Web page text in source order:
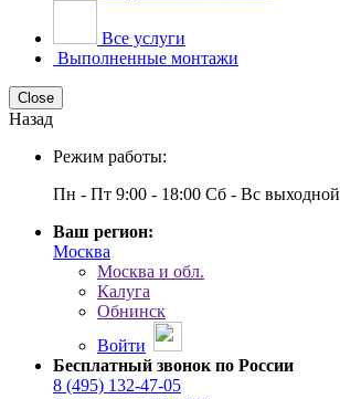
Все услуги
Выполненные монтажи
Close
Назад
Режим работы:
Пн - Пт 9:00 - 18:00 Сб - Вс выходной
Ваш регион:
Москва
Москва и обл.
Калуга
Обнинск
Войти
Бесплатный звонок по России
8 (495) 132-47-05